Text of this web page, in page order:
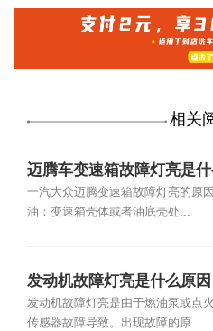
相关
迈腾车变速箱故障灯亮是什
一汽大众迈腾变速箱故障灯亮的原
油：变速箱壳体或者油底壳处...
发动机故障灯亮是什么原因
发动机故障灯亮是由于燃油泵或点
传感器故障导致。出现故障的原...